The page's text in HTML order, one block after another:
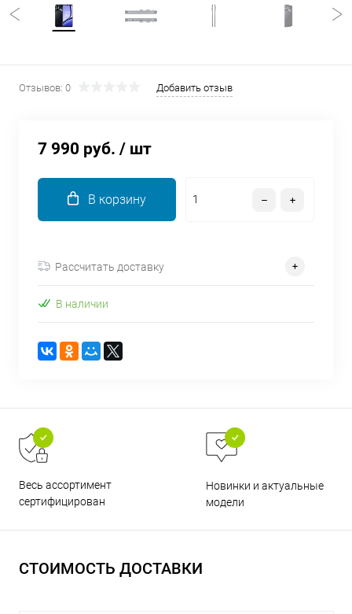
Отзывов: 0 Добавить отзыв
7 990 руб. / шт
В корзину
Рассчитать доставку
В наличии
Весь ассортимент
сертифицирован
Новинки и актуальные
модели
СТОИМОСТЬ ДОСТАВКИ
25
Остались вопросы?
8 800 302-02-51